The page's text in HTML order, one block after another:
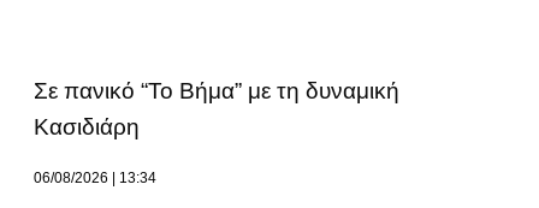
Σε πανικό “Το Βήμα” με τη δυναμική
Κασιδιάρη
06/08/2026 13:34